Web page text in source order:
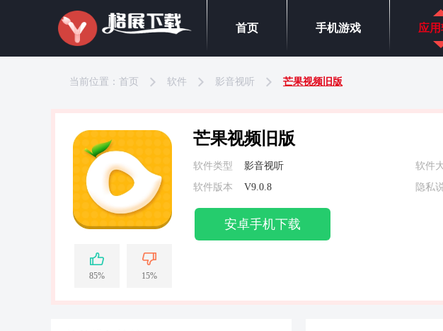
首页 手机游戏 应
当前位置： 首页 软件 影音视听 芒果视频旧版
85% 15%
芒果视频旧版
软件类型 影音视听 软件
软件版本
V9.0.8 隐私
安卓手机下载